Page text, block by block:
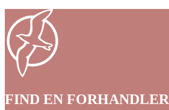
FIND EN FORHANDLER